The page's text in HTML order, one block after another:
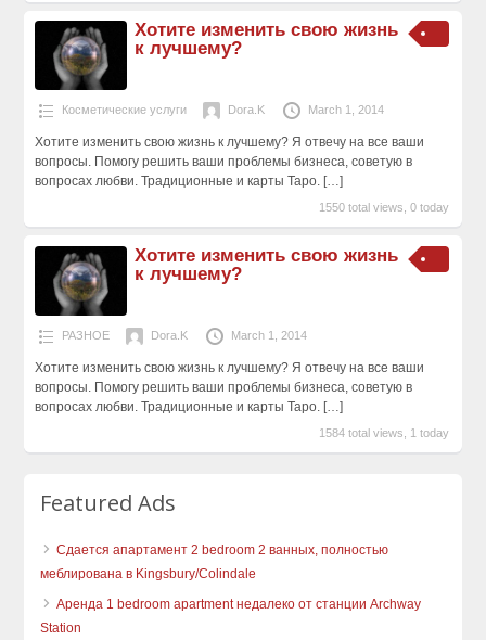
Хотите изменить свою жизнь
к лучшему?
Косметические услуги Dora.K March 1, 2014
Хотите изменить свою жизнь к лучшему? Я отвечу на все ваши
вопросы. Пoмогу решить ваши проблемы бизнеса, советую в
вопросах любви. Традиционные и карты Таро. […]
1550 total views, 0 today
Хотите изменить свою жизнь
к лучшему?
РАЗНОЕ Dora.K March 1, 2014
Хотите изменить свою жизнь к лучшему? Я отвечу на все ваши
вопросы. Пoмогу решить ваши проблемы бизнеса, советую в
вопросах любви. Традиционные и карты Таро. […]
1584 total views, 1 today
Featured Ads
Сдается апартамент 2 bedroom 2 ванных, полностью
меблирована в Kingsbury/Colindale
Аренда 1 bedroom apartment недалеко от станции Archway
Station